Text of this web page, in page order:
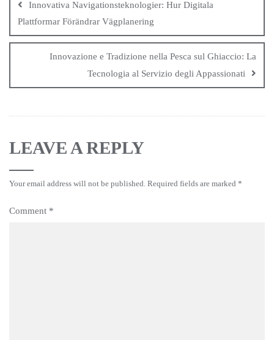
Innovativa Navigationsteknologier: Hur Digitala
Plattformar Förändrar Vägplanering
Innovazione e Tradizione nella Pesca sul Ghiaccio: La
Tecnologia al Servizio degli Appassionati
LEAVE A REPLY
Your email address will not be published. Required fields are marked *
Comment *